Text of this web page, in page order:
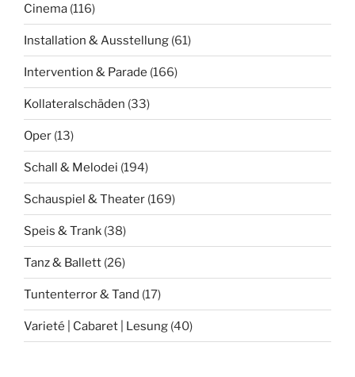
Cinema (116)
Installation & Ausstellung (61)
Intervention & Parade (166)
Kollateralschäden (33)
Oper (13)
Schall & Melodei (194)
Schauspiel & Theater (169)
Speis & Trank (38)
Tanz & Ballett (26)
Tuntenterror & Tand (17)
Varieté | Cabaret | Lesung (40)